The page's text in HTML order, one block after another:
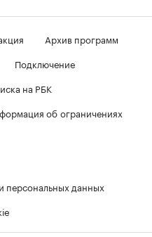
Архив программ
Подключение
на РБК
об ограничениях
персональных данных